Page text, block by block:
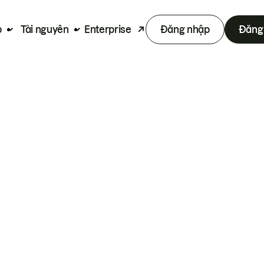
Tài nguyên Enterprise Đăng nhập